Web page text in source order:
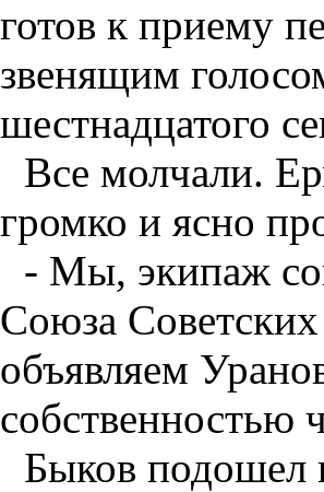
готов к приему
звенящим
шестнадцатого
Все молчали.
громко и ясно
- Мы, экипаж
Союза
объявляем
собственностью
Быков подошел